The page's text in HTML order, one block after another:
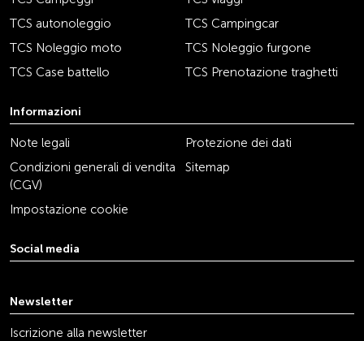
TCS autonoleggio
TCS Campingcar
TCS Noleggio moto
TCS Noleggio furgone
TCS Case battello
TCS Prenotazione traghetti
Informazioni
Note legali
Protezione dei dati
Condizioni generali di vendita
(CGV)
Sitemap
Impostazione cookie
Social media
Newsletter
Iscrizione alla newsletter